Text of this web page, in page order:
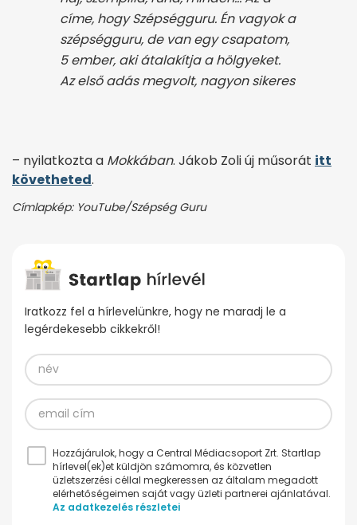
címe, hogy Szépségguru. Én vagyok a
szépségguru, de van egy csapatom,
5 ember, aki átalakítja a hölgyeket.
Az első adás megvolt, nagyon sikeres
– nyilatkozta a Mokkában. Jákob Zoli új műsorát itt
követheted.
Címlapkép: YouTube/Szépség Guru
Iratkozz fel a hírlevelünkre, hogy ne maradj le a
legérdekesebb cikkekről!
Hozzájárulok, hogy a Central Médiacsoport Zrt. Startlap
hírlevel(ek)et küldjön számomra, és közvetlen
üzletszerzési céllal megkeressen az általam megadott
elérhetőségeimen saját vagy üzleti partnerei ajánlatával.
Az adatkezelés részletei